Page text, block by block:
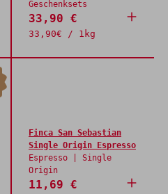
Geschenksets
33,90 €
33,90€ / 1kg
Finca San Sebastian
Single Origin Espresso
Espresso | Single
Origin
11,69 €